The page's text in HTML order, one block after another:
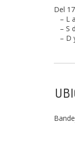
Del
– L
– S
– D